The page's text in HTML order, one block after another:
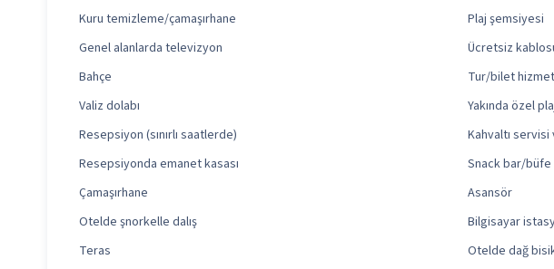
Kuru temizleme/çamaşırhane Plaj şemsiyesi
Genel alanlarda televizyon
Ücretsiz
Bahçe
Tur/bilet
Valiz dolabı
Yakında özel
Resepsiyon (sınırlı saatlerde)
Kahvaltı
Resepsiyonda emanet kasası
Snack bar/büfe
Çamaşırhane
Asansör
Otelde şnorkelle dalış
Bilgisayar
Teras
Otelde dağ